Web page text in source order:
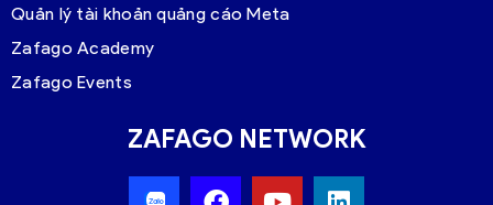
Quản lý tài khoản quảng cáo Meta
Zafago Academy
Zafago Events
ZAFAGO NETWORK